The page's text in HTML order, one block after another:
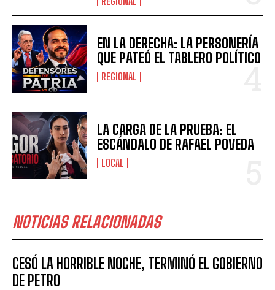
EN LA DERECHA: LA PERSONERÍA
QUE PATEÓ EL TABLERO POLÍTICO
REGIONAL
LA CARGA DE LA PRUEBA: EL
ESCÁNDALO DE RAFAEL POVEDA
LOCAL
NOTICIAS RELACIONADAS
CESÓ LA HORRIBLE NOCHE, TERMINÓ EL GOBIERNO
DE PETRO